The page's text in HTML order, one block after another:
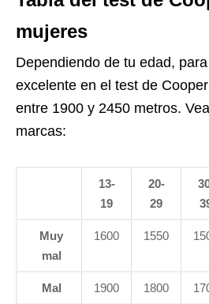
mujeres
Dependiendo de tu edad,
excelente en el test de
entre 1900 y 2450 metros.
marcas:
13-
19
20-
29
Muy
mal
1600 1550
Mal 1900 1800